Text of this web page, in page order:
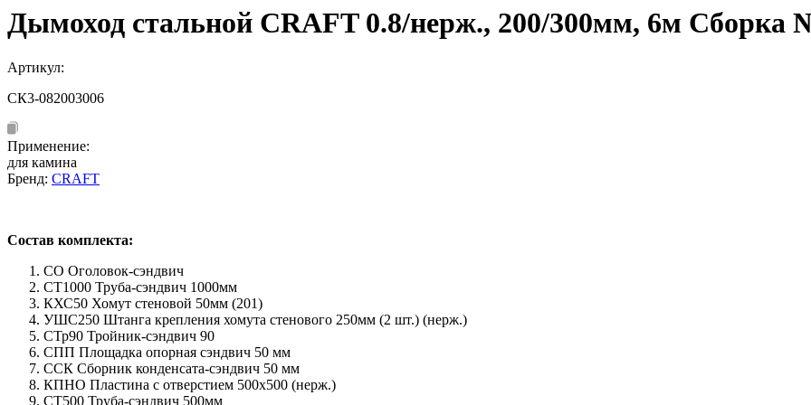
Дымоход стальной CRAFT 0.8/нерж., 200/300мм, 6м Сборка
Артикул:
СК3-082003006
Применение:
для камина
Бренд: CRAFT
Состав комплекта:
СО Оголовок-сэндвич
СТ1000 Труба-сэндвич 1000мм
КХС50 Хомут стеновой 50мм (201)
УШС250 Штанга крепления хомута стенового 250мм (2 шт.) (нерж.)
СТр90 Тройник-сэндвич 90
СПП Площадка опорная сэндвич 50 мм
ССК Сборник конденсата-сэндвич 50 мм
КПНО Пластина с отверстием 500х500 (нерж.)
СТ500 Труба-сэндвич 500мм